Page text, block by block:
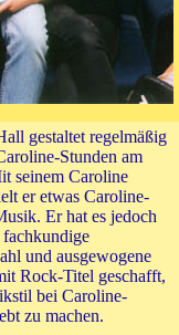
gestaltet regelmäßig
Stunden am
seinem Caroline
er etwas Caroline-
Er hat es jedoch
fachkundige
und ausgewogene
Rock-Titel geschafft,
bei Caroline-
zu machen.